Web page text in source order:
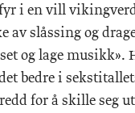
i en vill
av slåssing og
og lage musikk».
bedre i
for å skille seg